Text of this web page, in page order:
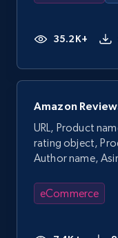
35.2K+
Amazon
URL, Product
rating object,
Author name,
eCommerce